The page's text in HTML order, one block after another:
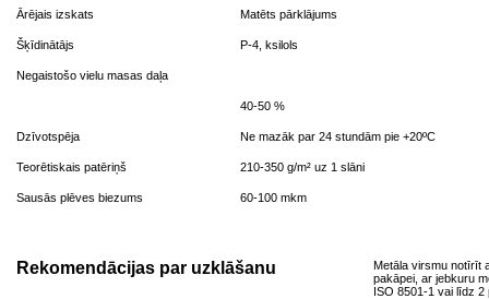
Ārējais izskats Matēts pārklājums
Šķīdinātājs Р-4, ksilols
Negaistošo vielu masas daļa
40-50 %
Dzīvotspēja Ne mazāk par 24 stundām pie +20ºС
Teorētiskais patēriņš 210-350 g/m² uz 1 slāni
Sausās plēves biezums 60-100 mkm
Rekomendācijas par uzklāšanu
Metāla virsmu notīrīt
pakāpei, ar jebkuru
ISO 8501-1 vai līdz